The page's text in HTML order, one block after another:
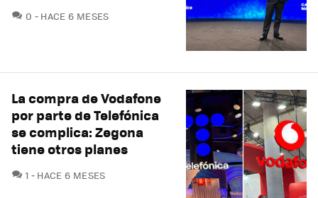
0 COMENTARIOS
HACE 6 MESES
La compra de Vodafone
por parte de Telefónica
se complica: Zegona
tiene otros planes
1 COMENTARIOS
HACE 6 MESES